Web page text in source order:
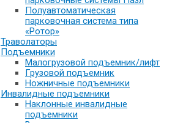
Полуавтоматическая
парковочная система типа
«Ротор»
Траволаторы
Подъемники
Малогрузовой подъемник/лифт
Грузовой подъемник
Ножничные подъемники
Инвалидные подъемники
Наклонные инвалидные
подъемники